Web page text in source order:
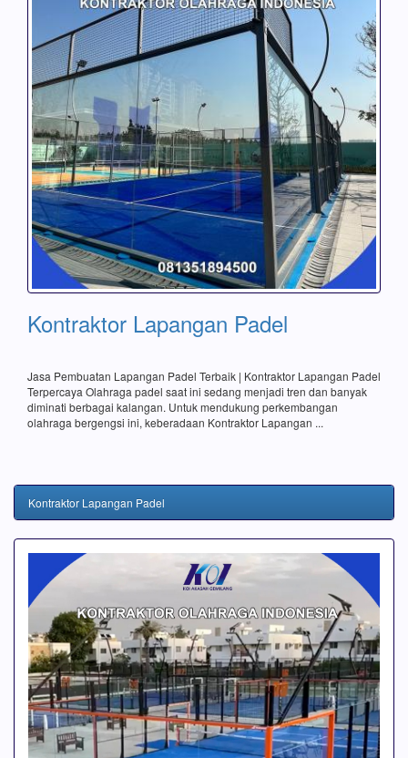
Kontraktor Lapangan Padel
Jasa Pembuatan Lapangan Padel Terbaik | Kontraktor Lapangan Padel
Terpercaya Olahraga padel saat ini sedang menjadi tren dan banyak
diminati berbagai kalangan. Untuk mendukung perkembangan
olahraga bergengsi ini, keberadaan Kontraktor Lapangan ...
Kontraktor Lapangan Padel